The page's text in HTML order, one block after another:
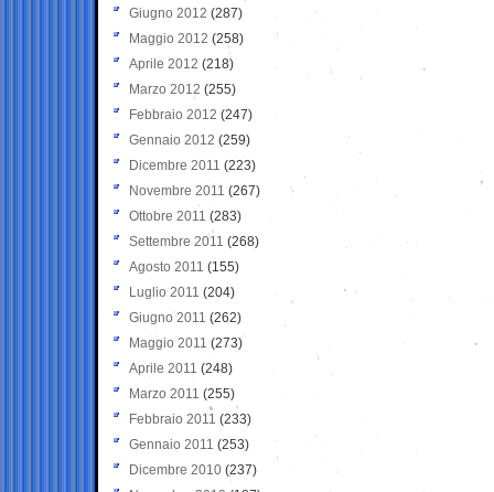
Giugno 2012 (287)
Maggio 2012 (258)
Aprile 2012 (218)
Marzo 2012 (255)
Febbraio 2012 (247)
Gennaio 2012 (259)
Dicembre 2011 (223)
Novembre 2011 (267)
Ottobre 2011 (283)
Settembre 2011 (268)
Agosto 2011 (155)
Luglio 2011 (204)
Giugno 2011 (262)
Maggio 2011 (273)
Aprile 2011 (248)
Marzo 2011 (255)
Febbraio 2011 (233)
Gennaio 2011 (253)
Dicembre 2010 (237)